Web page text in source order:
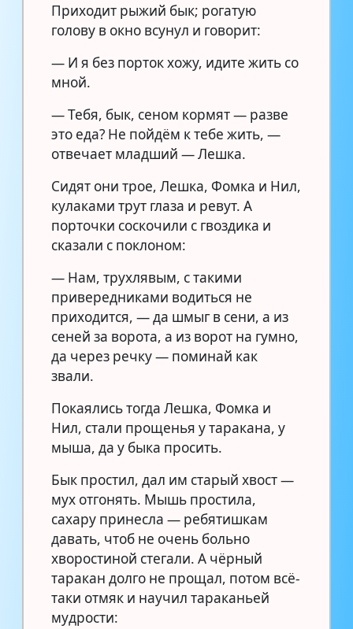
Приходит рыжий бык; рогатую
голову в окно всунул и говорит:
— И я без порток хожу, идите жить со
мной.
— Тебя, бык, сеном кормят — разве
это еда? Не пойдём к тебе жить, —
отвечает младший — Лешка.
Сидят они трое, Лешка, Фомка и Нил,
кулаками трут глаза и ревут. А
порточки соскочили с гвоздика и
сказали с поклоном:
— Нам, трухлявым, с такими
привередниками водиться не
приходится, — да шмыг в сени, а из
сеней за ворота, а из ворот на гумно,
да через речку — поминай как
звали.
Покаялись тогда Лешка, Фомка и
Нил, стали прощенья у таракана, у
мыша, да у быка просить.
Бык простил, дал им старый хвост —
мух отгонять. Мышь простила,
сахару принесла — ребятишкам
давать, чтоб не очень больно
хворостиной стегали. А чёрный
таракан долго не прощал, потом всё-
таки отмяк и научил тараканьей
мудрости: